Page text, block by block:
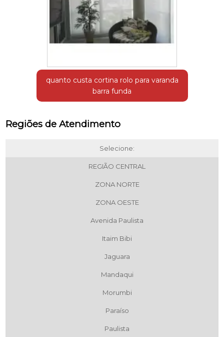
quanto custa cortina rolo para varanda
barra funda
Regiões de Atendimento
Selecione:
REGIÃO CENTRAL
ZONA NORTE
ZONA OESTE
Avenida Paulista
Itaim Bibi
Jaguara
Mandaqui
Morumbi
Paraíso
Paulista